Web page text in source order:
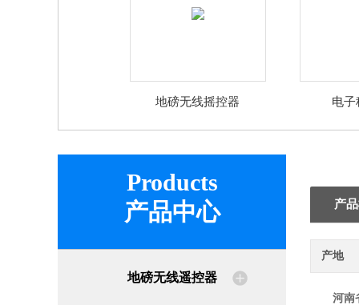
地磅无线摇控器 电子
Products
产品中心
地磅无线遥控器
产
产地
河南